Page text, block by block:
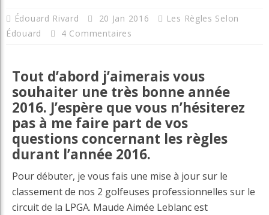
Édouard Rivard 20 Jan 2016
Les Règles Selon
Édouard
4 Commentaires
Tout d’abord j’aimerais vous
souhaiter une très bonne année
2016. J’espère que vous n’hésiterez
pas à me faire part de vos
questions concernant les règles
durant l’année 2016.
Pour débuter, je vous fais une mise à jour sur le
classement de nos 2 golfeuses professionnelles sur le
circuit de la LPGA. Maude Aimée Leblanc est